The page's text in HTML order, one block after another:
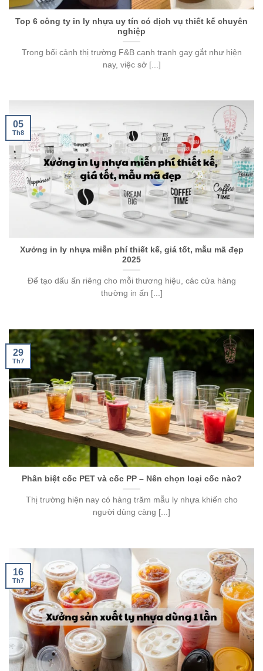
Top 6 công ty in ly nhựa uy tín có dịch vụ thiết kế chuyên
nghiệp
Trong bối cảnh thị trường F&B cạnh tranh gay gắt như hiện
nay, việc sở [...]
Xưởng in ly nhựa miễn phí thiết kế, giá tốt, mẫu mã đẹp
2025
Để tạo dấu ấn riêng cho mỗi thương hiệu, các cửa hàng
thường in ấn [...]
05
Th8
Phân biệt cốc PET và cốc PP – Nên chọn loại cốc nào?
Thị trường hiện nay có hàng trăm mẫu ly nhựa khiến cho
người dùng càng [...]
29
Th7
16
Th7